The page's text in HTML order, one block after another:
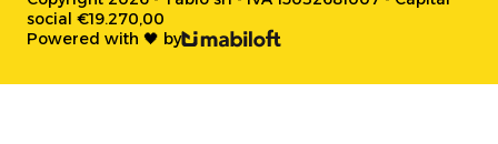
social €19.270,00
Powered with 🖤 by